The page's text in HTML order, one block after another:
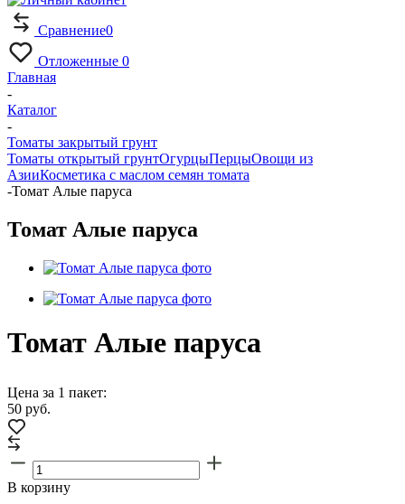
Сравнение0
Отложенные 0
Главная
-
Каталог
-
Томаты закрытый грунт
Томаты открытый грунтОгурцыПерцыОвощи из
АзииКосметика с маслом семян томата
-Томат Алые паруса
Томат Алые паруса
Томат Алые паруса
Цена за 1 пакет:
50 руб.
В корзину